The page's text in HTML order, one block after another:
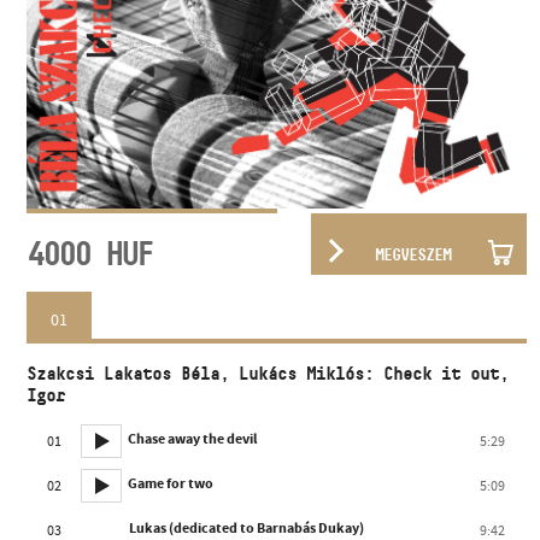
4000 HUF MEGVESZEM
01
Szakcsi Lakatos Béla, Lukács Miklós: Check it out,
Igor
01 Chase away the devil 5:29
02 Game for two 5:09
03 Lukas (dedicated to Barnabás Dukay) 9:42